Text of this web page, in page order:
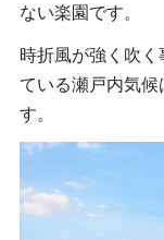
ない楽園です。
時折風が強く吹
ている瀬戸内気
す。